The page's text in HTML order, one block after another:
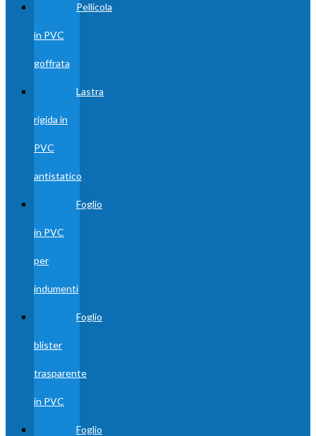
Pellicola
in PVC
goffrata
Lastra
rigida in
PVC
antistatico
Foglio
in PVC
per
indumenti
Foglio
blister
trasparente
in PVC
Foglio